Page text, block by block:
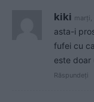
kiki
asta-i
fufei cu
este doar
Răspundeți